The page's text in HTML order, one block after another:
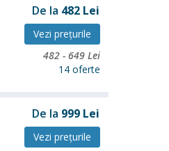
De la 482 Lei
Vezi preţurile
482 - 649 Lei
14 oferte
De la 999 Lei
Vezi preţurile